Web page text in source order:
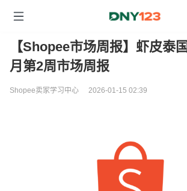
【Shopee市场周报】虾皮泰
月第2周市场周报
Shopee卖家学习中心 2026-01-15 02:39